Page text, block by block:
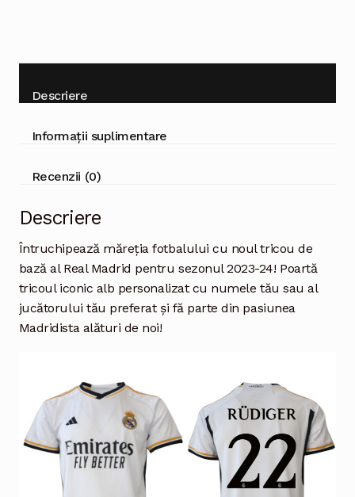
Descriere
Informații suplimentare
Recenzii (0)
Descriere
Întruchipează măreția fotbalului cu noul tricou de
bază al Real Madrid pentru sezonul 2023-24! Poartă
tricoul iconic alb personalizat cu numele tău sau al
jucătorului tău preferat și fă parte din pasiunea
Madridista alături de noi!